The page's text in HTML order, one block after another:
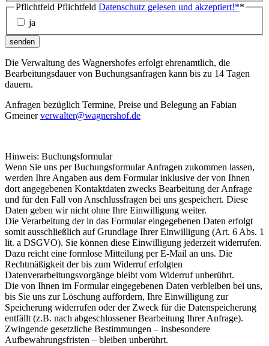
Pflichtfeld Pflichtfeld Datenschutz gelesen und akzeptiert!**
ja
senden
Die Verwaltung des Wagnershofes erfolgt ehrenamtlich, die
Bearbeitungsdauer von Buchungsanfragen kann bis zu 14 Tagen
dauern.
Anfragen bezüglich Termine, Preise und Belegung an Fabian
Gmeinerverwalter@wagnershof.de
Hinweis: Buchungsformular
Wenn Sie uns per Buchungsformular Anfragen zukommen lassen,
werden Ihre Angaben aus dem Formular inklusive der von Ihnen
dort angegebenen Kontaktdaten zwecks Bearbeitung der Anfrage
und für den Fall von Anschlussfragen bei uns gespeichert. Diese
Daten geben wir nicht ohne Ihre Einwilligung weiter.
Die Verarbeitung der in das Formular eingegebenen Daten erfolgt
somit ausschließlich auf Grundlage Ihrer Einwilligung (Art. 6 Abs. 1
lit. a DSGVO). Sie können diese Einwilligung jederzeit widerrufen.
Dazu reicht eine formlose Mitteilung per E-Mail an uns. Die
Rechtmäßigkeit der bis zum Widerruf erfolgten
Datenverarbeitungsvorgänge bleibt vom Widerruf unberührt.
Die von Ihnen im Formular eingegebenen Daten verbleiben bei uns,
bis Sie uns zur Löschung auffordern, Ihre Einwilligung zur
Speicherung widerrufen oder der Zweck für die Datenspeicherung
entfällt (z.B. nach abgeschlossener Bearbeitung Ihrer Anfrage).
Zwingende gesetzliche Bestimmungen – insbesondere
Aufbewahrungsfristen – bleiben unberührt.